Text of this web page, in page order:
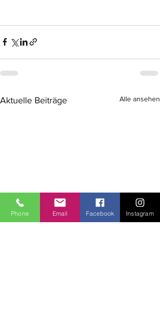
Aktuelle Beiträge Alle ansehen
Phone Email Facebook Instagram